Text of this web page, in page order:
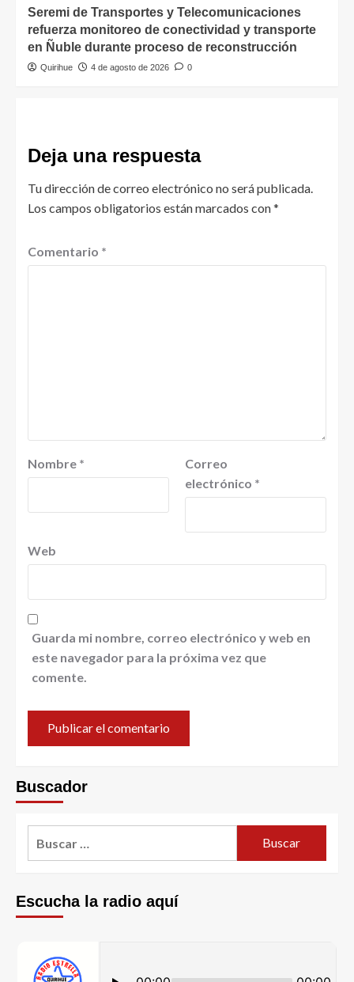
Seremi de Transportes y Telecomunicaciones
refuerza monitoreo de conectividad y transporte
en Ñuble durante proceso de reconstrucción
Quirihue 4 de agosto de 2026 0
Deja una respuesta
Tu dirección de correo electrónico no será publicada.
Los campos obligatorios están marcados con*
Comentario *
Nombre *
Correo
electrónico *
Web
Guarda mi nombre, correo electrónico y web en
este navegador para la próxima vez que
comente.
Buscador
Escucha la radio aquí